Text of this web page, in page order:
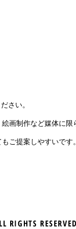
さい。
画制作など媒体に限
ご提案しやすいです。